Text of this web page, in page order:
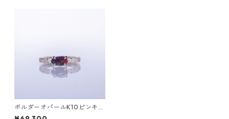
ボルダーオパールK10ピンキー
リング GRADINA(グラディ